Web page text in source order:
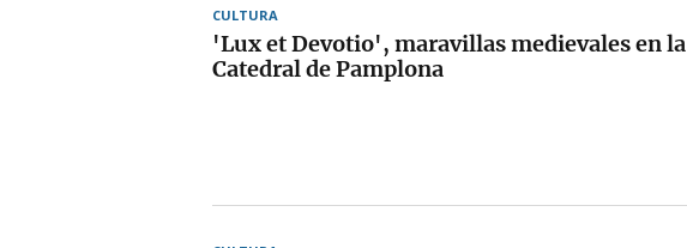
CULTURA
'Lux et Devotio', maravillas medievales en la
Catedral de Pamplona